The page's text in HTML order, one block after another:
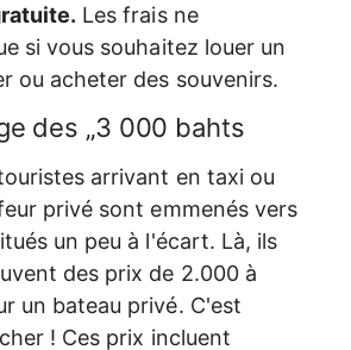
Les frais ne
si vous souhaitez louer un
ou acheter des souvenirs.
des „3 000 bahts
arrivant en taxi ou
privé sont emmenés vers
un peu à l'écart. Là, ils
des prix de 2.000 à
un bateau privé. C'est
! Ces prix incluent